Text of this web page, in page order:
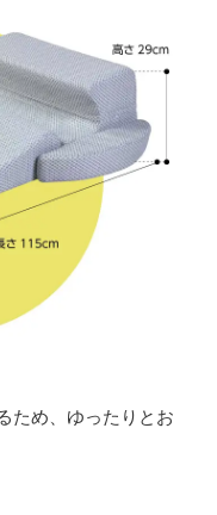
ため、ゆったりとお